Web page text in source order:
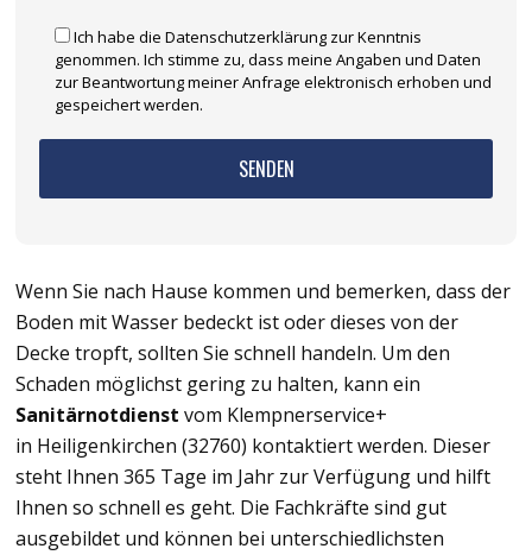
Ich habe die Datenschutzerklärung zur Kenntnis
genommen. Ich stimme zu, dass meine Angaben und Daten
zur Beantwortung meiner Anfrage elektronisch erhoben und
gespeichert werden.
Wenn Sie nach Hause kommen und bemerken, dass der
Boden mit Wasser bedeckt ist oder dieses von der
Decke tropft, sollten Sie schnell handeln. Um den
Schaden möglichst gering zu halten, kann ein
Sanitärnotdienst vom Klempnerservice+
in Heiligenkirchen (32760) kontaktiert werden. Dieser
steht Ihnen 365 Tage im Jahr zur Verfügung und hilft
Ihnen so schnell es geht. Die Fachkräfte sind gut
ausgebildet und können bei unterschiedlichsten